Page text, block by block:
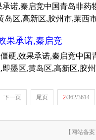
诺,秦启竞中国青岛非药
区,高新区,胶州市,莱
果承诺,秦启竞
硬,效果承诺,秦启竞中国
墨区,黄岛区,高新区,
下一页 尾页 2/362/3614
【网站备案